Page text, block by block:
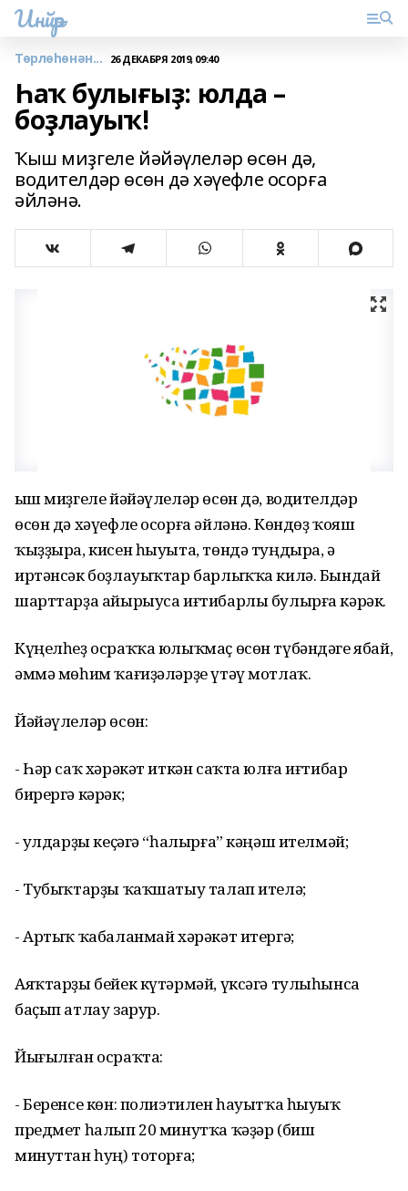
Инйәр
Төрлөһөнән... 26 ДЕКАБРЯ 2019, 09:40
Һаҡ булығыҙ: юлда –
боҙлауыҡ!
Ҡыш миҙгеле йәйәүлеләр өсөн дә,
водителдәр өсөн дә хәүефле осорға
әйләнә.
Ҡыш миҙгеле йәйәүлеләр өсөн дә, водителдәр
өсөн дә хәүефле осорға әйләнә. Көндөҙ ҡояш
ҡыҙҙыра, кисен һыуыта, төндә туңдыра, ә
иртәнсәк боҙлауыҡтар барлыҡҡа килә. Бындай
шарттарҙа айырыуса иғтибарлы булырға кәрәк.
Күңелһеҙ осраҡҡа юлыҡмаҫ өсөн түбәндәге ябай,
әммә мөһим ҡағиҙәләрҙе үтәү мотлаҡ.
Йәйәүлеләр өсөн:
- Һәр саҡ хәрәкәт иткән саҡта юлға иғтибар
бирергә кәрәк;
- Ҡулдарҙы кеҫәгә “һалырға” кәңәш ителмәй;
- Тубыҡтарҙы ҡаҡшатыу талап ителә;
- Артыҡ ҡабаланмай хәрәкәт итергә;
Аяҡтарҙы бейек күтәрмәй, үксәгә тулыһынса
баҫып атлау зарур.
Йығылған осраҡта:
- Беренсе көн: полиэтилен һауытҡа һыуыҡ
предмет һалып 20 минутҡа ҡәҙәр (биш
минуттан һуң) тоторға;